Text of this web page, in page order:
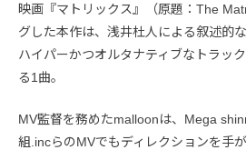
映画『マトリックス』（原題：The
グした本作は、浅井杜人による叙述的
ハイパーかつオルタナティブなトラッ
る1曲。
MV監督を務めたmalloonは、Mega
組.incらのMVでもディレクションを手